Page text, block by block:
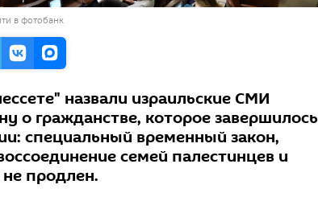
в фотобанк
назвали израильские СМИ
о гражданстве, которое завершилось
специальный временный закон,
семей палестинцев и
продлен.